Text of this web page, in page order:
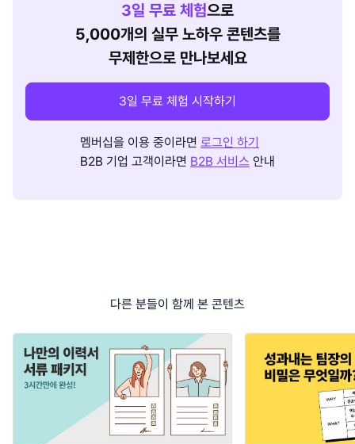
3일 무료 체험으로
5,000개의 실무 노하우 콘텐츠를
무제한으로 만나보세요
3일 무료 체험 시작하기
멤버십을 이용 중이라면 로그인 하기
B2B 기업 고객이라면 B2B 서비스 안내
다른 분들이 함께 본 콘텐츠